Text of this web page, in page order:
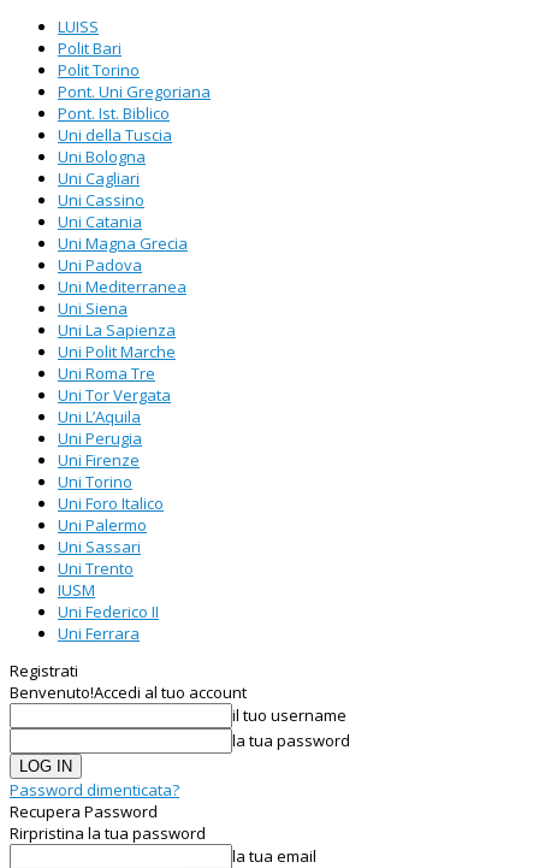
LUISS
Polit Bari
Polit Torino
Pont. Uni Gregoriana
Pont. Ist. Biblico
Uni della Tuscia
Uni Bologna
Uni Cagliari
Uni Cassino
Uni Catania
Uni Magna Grecia
Uni Padova
Uni Mediterranea
Uni Siena
Uni La Sapienza
Uni Polit Marche
Uni Roma Tre
Uni Tor Vergata
Uni L’Aquila
Uni Perugia
Uni Firenze
Uni Torino
Uni Foro Italico
Uni Palermo
Uni Sassari
Uni Trento
IUSM
Uni Federico II
Uni Ferrara
Registrati
Benvenuto!Accedi al tuo account
il tuo username
la tua password
Password dimenticata?
Recupera Password
Rirpristina la tua password
la tua email